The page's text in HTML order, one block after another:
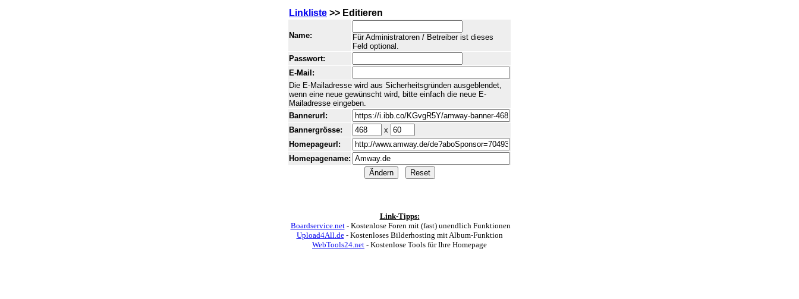
Linkliste >> Editieren
Name:
Für Administratoren / Betreiber ist dieses
Feld optional.
Passwort:
E-Mail:
Die E-Mailadresse wird aus Sicherheitsgründen ausgeblendet,
wenn eine neue gewünscht wird, bitte einfach die neue E-
Mailadresse eingeben.
Bannerurl:
Bannergrösse:
x
Homepageurl:
Homepagename:
Link-Tipps:
Boardservice.net- Kostenlose Foren mit (fast) unendlich Funktionen
Upload4All.de- Kostenloses Bilderhosting mit Album-Funktion
WebTools24.net - Kostenlose Tools für Ihre Homepage